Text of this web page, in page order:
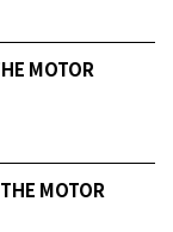
MOTOR
MOTOR